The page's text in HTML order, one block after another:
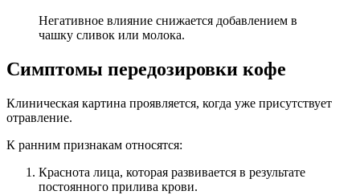
Негативное влияние снижается добавлением в
чашку сливок или молока.
Симптомы передозировки кофе
Клиническая картина проявляется, когда уже присутствует
отравление.
К ранним признакам относятся:
Краснота лица, которая развивается в результате
постоянного прилива крови.